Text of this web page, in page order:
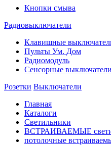
Кнопки смыва
Радиовыключатели
Клавишные
Пульты Ум. Дом
Радиомодуль
Сенсорные выключатели
Розетки Выключатели
Главная
Каталоги
Светильники
ВСТРАИВАЕМЫЕ
потолочные